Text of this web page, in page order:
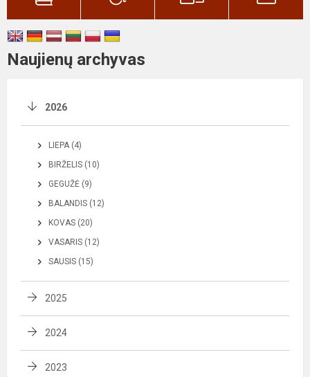
Naujienų archyvas
2026
LIEPA (4)
BIRŽELIS (10)
GEGUŽĖ (9)
BALANDIS (12)
KOVAS (20)
VASARIS (12)
SAUSIS (15)
2025
2024
2023